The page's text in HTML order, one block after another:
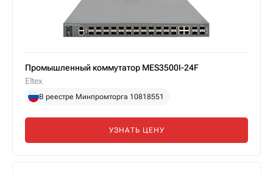
Промышленный коммутатор MES3500I-24F
Eltex
В реестре Минпромторга 10818551
УЗНАТЬ ЦЕНУ